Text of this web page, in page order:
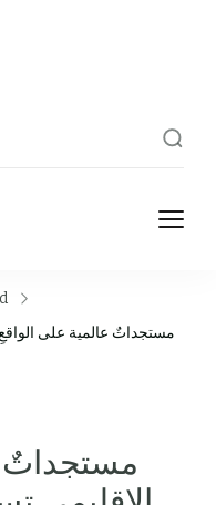
Recipes & Videos
مستجداتٌ عالمية على
مستجداتٌ